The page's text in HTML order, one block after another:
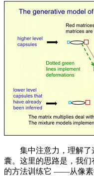
集中注意力，理解了
囊。这里的思路是，我
的方法训练它 ——从像素